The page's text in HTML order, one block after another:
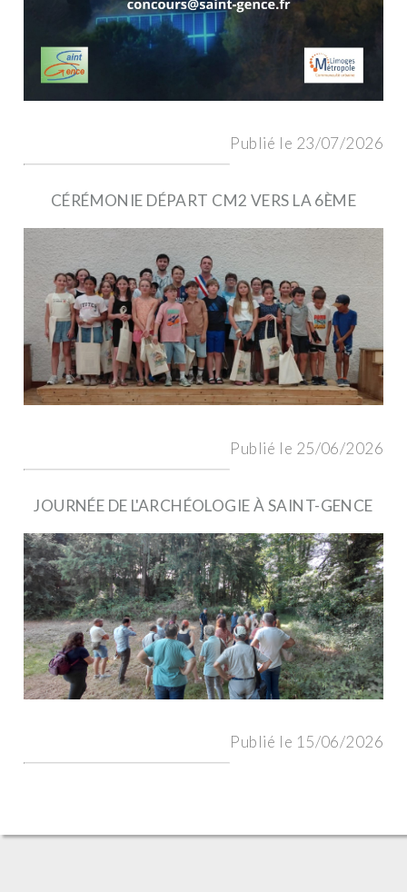
Publié le 23/07/2026
CÉRÉMONIE DÉPART CM2 VERS LA 6ÈME
Publié le 25/06/2026
JOURNÉE DE L'ARCHÉOLOGIE À SAINT-GENCE
Publié le 15/06/2026